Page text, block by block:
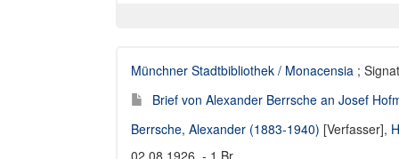
Münchner Stadtbibliothek / Monacensia ;
Brief von Alexander Berrsche an Josef
Berrsche, Alexander (1883-1940) [Verfasser],
02.08.1926. - 1 Br.